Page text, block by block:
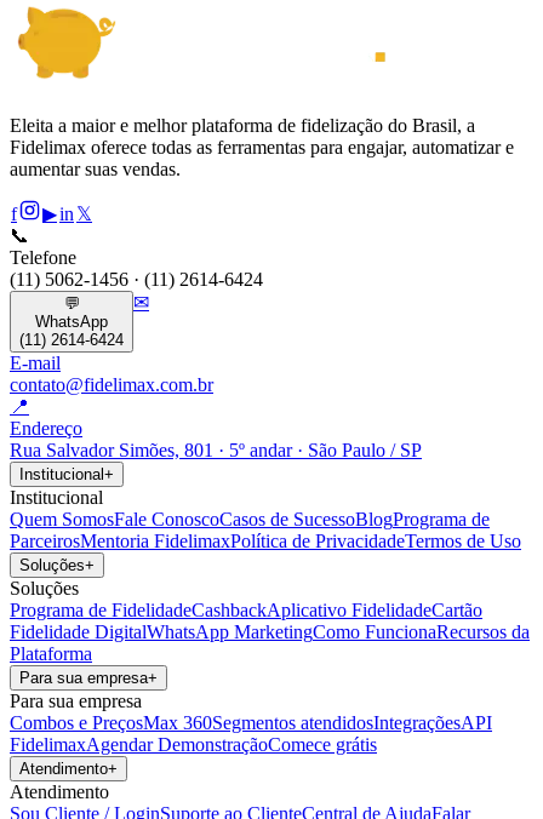
Eleita a maior e melhor plataforma de fidelização do Brasil, a
Fidelimax oferece todas as ferramentas para engajar, automatizar e
aumentar suas vendas.
f ▶in 𝕏
📞
Telefone
(11) 5062-1456 · (11) 2614-6424
💬
WhatsApp
(11) 2614-6424
✉
E-mail
contato@fidelimax.com.br
📍
Endereço
Rua Salvador Simões, 801 · 5º andar · São Paulo / SP
Institucional +
Institucional
Quem SomosFale ConoscoCasos de SucessoBlogPrograma de
ParceirosMentoria FidelimaxPolítica de PrivacidadeTermos de Uso
Soluções+
Soluções
Programa de FidelidadeCashbackAplicativo FidelidadeCartão
Fidelidade DigitalWhatsApp MarketingComo FuncionaRecursos da
Plataforma
Para sua empresa+
Para sua empresa
Combos e PreçosMax 360Segmentos atendidosIntegraçõesAPI
FidelimaxAgendar DemonstraçãoComece grátis
Atendimento+
Atendimento
Sou Cliente / LoginSuporte ao ClienteCentral de AjudaFalar